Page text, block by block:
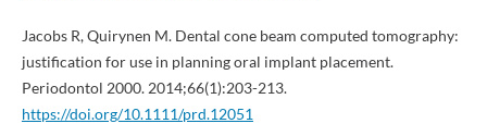
Jacobs R, Quirynen M. Dental cone beam computed tomography:
justification for use in planning oral implant placement.
Periodontol 2000. 2014;66(1):203-213.
https://doi.org/10.1111/prd.12051